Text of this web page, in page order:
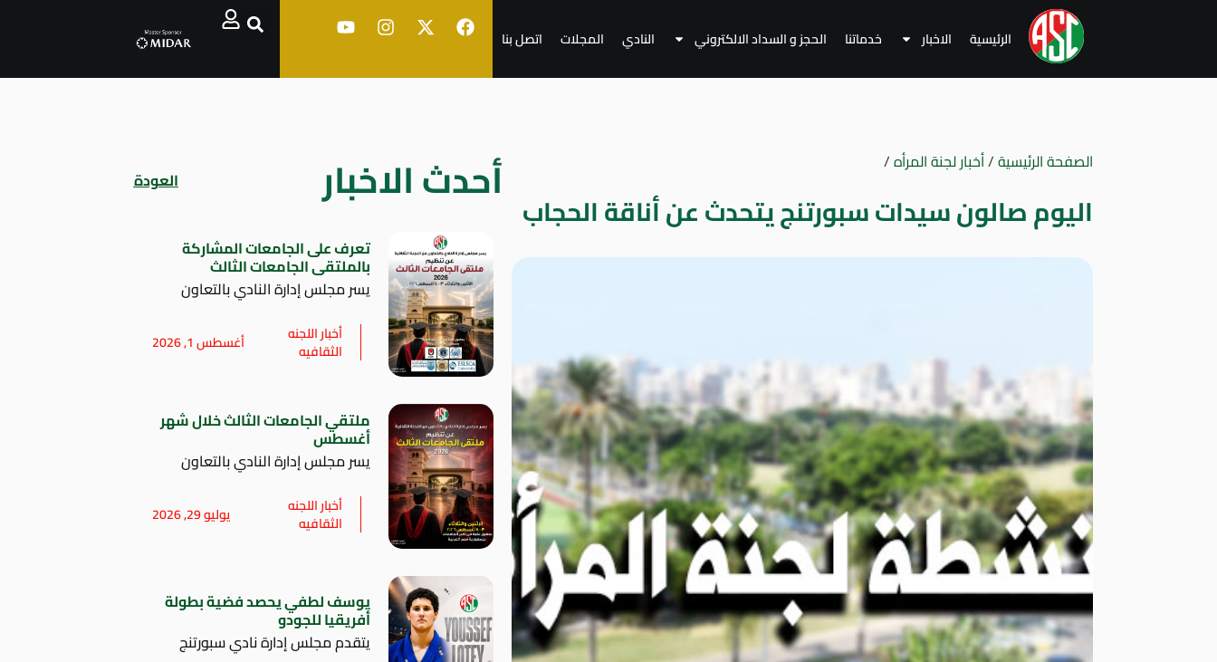
الرئيسية الاخبار خدماتنا الحجز و السداد الالكتروني النادي المجلات اتصل بنا
الصفحة الرئيسية/أخبار لجنة المرأه/
اليوم صالون سيدات سبورتنج يتحدث عن أناقة الحجاب أحدث الاخبار العودة
تعرف على الجامعات المشاركة
بالملتقى الجامعات الثالث
يسر مجلس إدارة النادي بالتعاون
أخبار اللجنه
الثقافيه أغسطس 1, 2026
ملتقي الجامعات الثالث خلال شهر
أغسطس
يسر مجلس إدارة النادي بالتعاون
أخبار اللجنه
الثقافيه يوليو 29, 2026
يوسف لطفي يحصد فضية بطولة
أفريقيا للجودو
يتقدم مجلس إدارة نادي سبورتنج